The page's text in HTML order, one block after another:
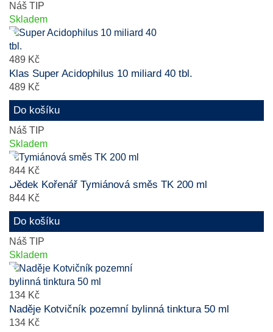
Náš TIP
Skladem
489 Kč
Klas Super Acidophilus 10 miliard 40 tbl.
489 Kč
Do košíku
Náš TIP
Skladem
844 Kč
Dědek Kořenář Tymiánová směs TK 200 ml
844 Kč
Do košíku
Náš TIP
Skladem
134 Kč
Naděje Kotvičník pozemní bylinná tinktura 50 ml
134 Kč